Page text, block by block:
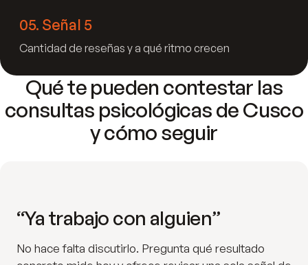
05. Señal 5
Cantidad de reseñas y a qué ritmo crecen
Qué te pueden contestar las
consultas psicológicas de Cusco
y cómo seguir
“Ya trabajo con alguien”
No hace falta discutirlo. Pregunta qué resultado